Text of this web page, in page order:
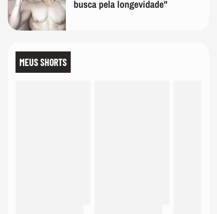
busca pela longevidade"
MEUS SHORTS